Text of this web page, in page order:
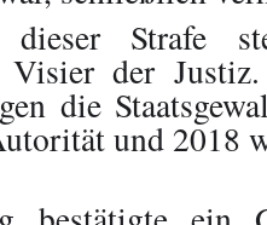
Strafe
Visier der
die
und 2018